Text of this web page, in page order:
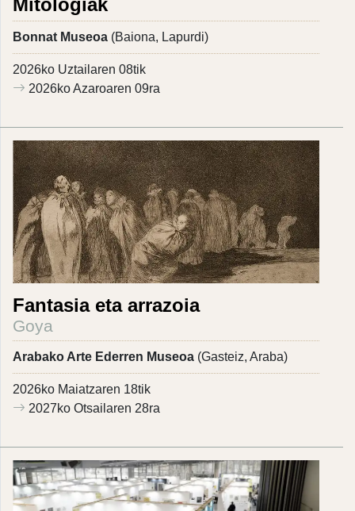
Mitologiak
Bonnat Museoa (Baiona, Lapurdi)
2026ko Uztailaren 08tik
2026ko Azaroaren 09ra
Fantasia eta arrazoia
Goya
Arabako Arte Ederren Museoa (Gasteiz, Araba)
2026ko Maiatzaren 18tik
2027ko Otsailaren 28ra